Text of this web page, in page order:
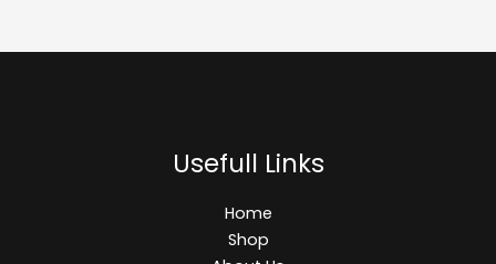
Usefull Links
Home
Shop